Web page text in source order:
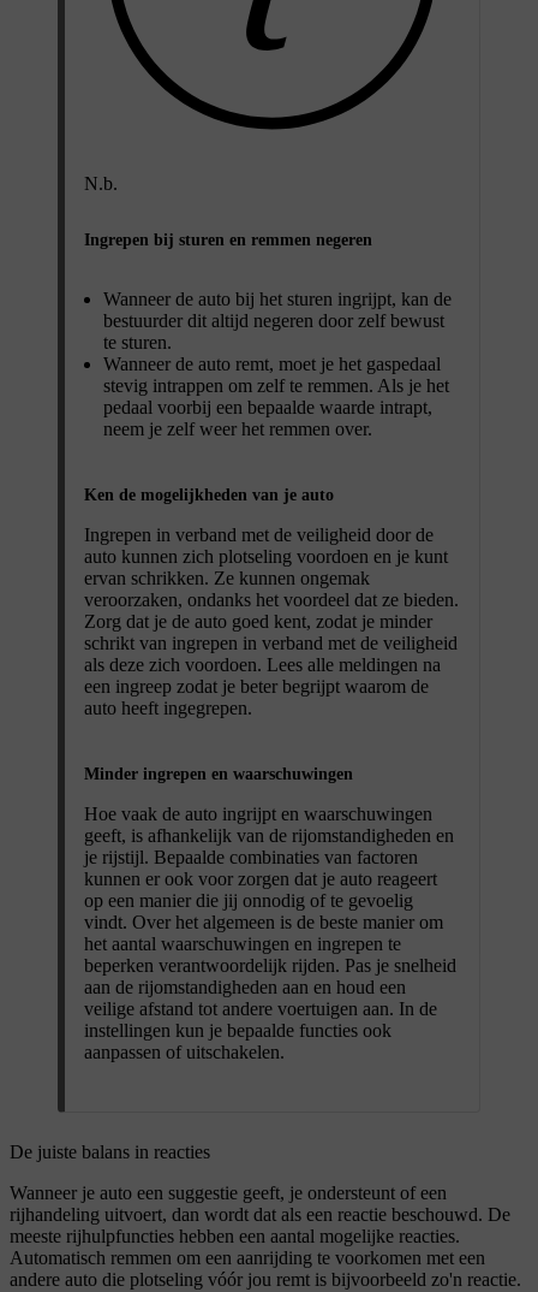
N.b.
Ingrepen bij sturen en remmen negeren
Wanneer de auto bij het sturen ingrijpt, kan de
bestuurder dit altijd negeren door zelf bewust
te sturen.
Wanneer de auto remt, moet je het gaspedaal
stevig intrappen om zelf te remmen. Als je het
pedaal voorbij een bepaalde waarde intrapt,
neem je zelf weer het remmen over.
Ken de mogelijkheden van je auto
Ingrepen in verband met de veiligheid door de
auto kunnen zich plotseling voordoen en je kunt
ervan schrikken. Ze kunnen ongemak
veroorzaken, ondanks het voordeel dat ze bieden.
Zorg dat je de auto goed kent, zodat je minder
schrikt van ingrepen in verband met de veiligheid
als deze zich voordoen. Lees alle meldingen na
een ingreep zodat je beter begrijpt waarom de
auto heeft ingegrepen.
Minder ingrepen en waarschuwingen
Hoe vaak de auto ingrijpt en waarschuwingen
geeft, is afhankelijk van de rijomstandigheden en
je rijstijl. Bepaalde combinaties van factoren
kunnen er ook voor zorgen dat je auto reageert
op een manier die jij onnodig of te gevoelig
vindt. Over het algemeen is de beste manier om
het aantal waarschuwingen en ingrepen te
beperken verantwoordelijk rijden. Pas je snelheid
aan de rijomstandigheden aan en houd een
veilige afstand tot andere voertuigen aan. In de
instellingen kun je bepaalde functies ook
aanpassen of uitschakelen.
De juiste balans in reacties
Wanneer je auto een suggestie geeft, je ondersteunt of een
rijhandeling uitvoert, dan wordt dat als een reactie beschouwd. De
meeste rijhulpfuncties hebben een aantal mogelijke reacties.
Automatisch remmen om een aanrijding te voorkomen met een
andere auto die plotseling vóór jou remt is bijvoorbeeld zo'n reactie.